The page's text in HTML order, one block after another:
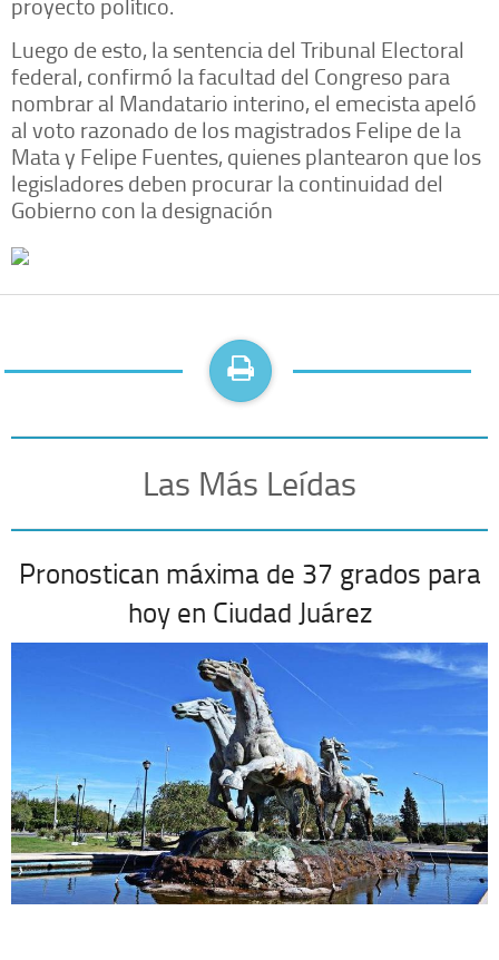
Luego de esto, la sentencia del Tribunal Electoral
federal, confirmó la facultad del Congreso para
nombrar al Mandatario interino, el emecista apeló
al voto razonado de los magistrados Felipe de la
Mata y Felipe Fuentes, quienes plantearon que los
legisladores deben procurar la continuidad del
Gobierno con la designación
Las Más Leídas
Pronostican máxima de 37 grados para
hoy en Ciudad Juárez